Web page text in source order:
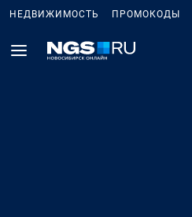
НЕДВИЖИМОСТЬ ПРОМОКОДЫ